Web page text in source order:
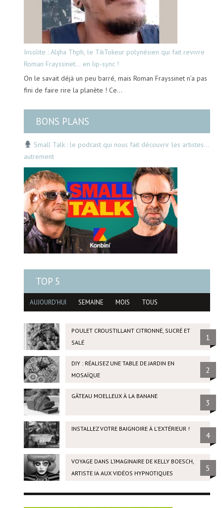
Insolite : Alijha Thph, le TikTokeur polynésien qui fait revivre
Roman Frayssinet… en lip-sync !
On le savait déjà un peu barré, mais Roman Frayssinet n’a pas
fini de faire rire la planète ! Ce…
BONS PLANS
Small Talk : le podcast qui nous fait découvrir les artistes…
autrement
TOP 5
AUJOURD'HUI SEMAINE MOIS TOUS
POULET CROUSTILLANT CITRONNÉ, SUCRÉ ET
SALÉ
1
DIY : RÉALISEZ UNE TABLE DE JARDIN EN
MOSAÏQUE
2
GÂTEAU MOELLEUX À LA BANANE
3
INSTALLEZ VOTRE BAIGNOIRE À L'EXTÉRIEUR !
4
VOYAGE DANS L’IMAGINAIRE DE KELLY BOESCH,
ARTISTE IA AUX VIDÉOS HYPNOTIQUES
5